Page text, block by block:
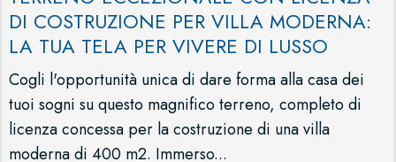
DI COSTRUZIONE PER VILLA MODERNA:
LA TUA TELA PER VIVERE DI LUSSO
Cogli l'opportunità unica di dare forma alla casa dei
tuoi sogni su questo magnifico terreno, completo di
licenza concessa per la costruzione di una villa
moderna di 400 m2. Immerso...